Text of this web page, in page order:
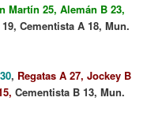
Martín 25, Alemán B 23,
Cementista A 18, Mun.
30, Regatas A 27, Jockey B
Cementista B 13, Mun.